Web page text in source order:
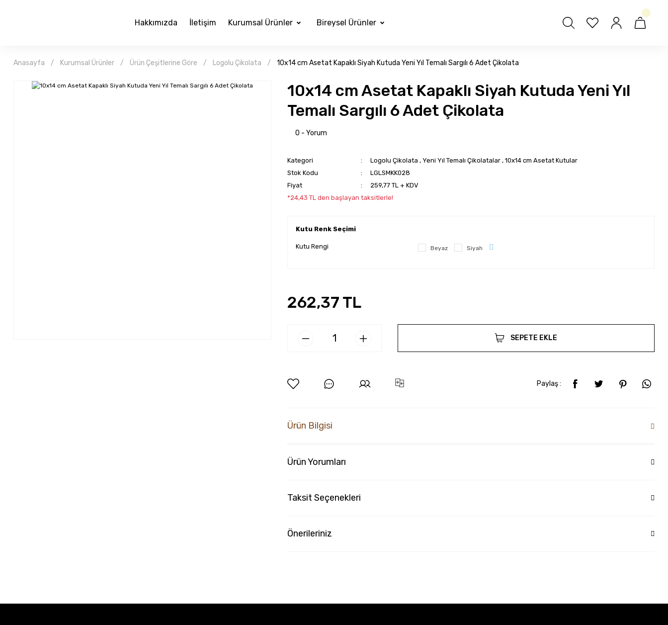
Hakkımızda İletişim Kurumsal Ürünler Bireysel Ürünler
Anasayfa Kurumsal Ürünler Ürün Çeşitlerine Göre Logolu Çikolata 10x14 cm Asetat Kapaklı Siyah Kutuda Yeni Yıl Temalı Sargılı 6 Adet Çikolata
10x14 cm Asetat Kapaklı Siyah Kutuda Yeni Yıl
Temalı Sargılı 6 Adet Çikolata
0 - Yorum
Kategori Logolu Çikolata , Yeni Yıl Temalı Çikolatalar , 10x14 cm Asetat Kutular
Stok Kodu
LGLSMKK028
Fiyat
259,77 TL + KDV
*24,43 TL den başlayan taksitlerle!
Kutu Renk Seçimi
Kutu Rengi Beyaz Siyah
262,37 TL
SEPETE EKLE
Paylaş :
Ürün Bilgisi
Ürün Yorumları
Taksit Seçenekleri
Önerileriniz